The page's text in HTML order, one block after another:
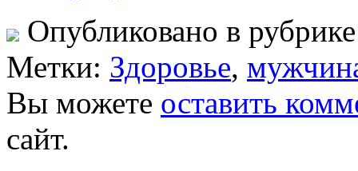
Опубликовано в
Метки: Здоровье,
Вы можете оставить
сайт.